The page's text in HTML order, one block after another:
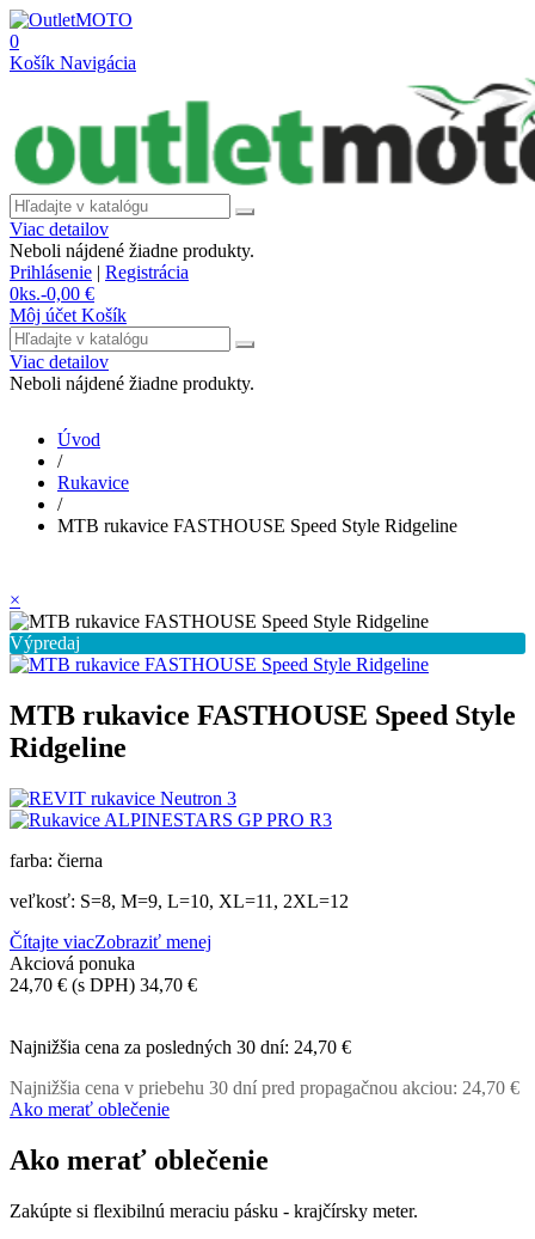
0
Košík Navigácia
Viac detailov
Neboli nájdené žiadne produkty.
Prihlásenie | Registrácia
0ks.-0,00 €
Môj účet Košík
Viac detailov
Neboli nájdené žiadne produkty.
Úvod
/
Rukavice
/
MTB rukavice FASTHOUSE Speed ​​​​Style Ridgeline
×
Výpredaj
MTB rukavice FASTHOUSE Speed ​​​​Style
Ridgeline
farba: čierna
veľkosť: S=8, M=9, L=10, XL=11, 2XL=12
Čítajte viacZobraziť menej
Akciová ponuka
24,70 € (s DPH) 34,70 €
Najnižšia cena za posledných 30 dní: 24,70 €
Najnižšia cena v priebehu 30 dní pred propagačnou akciou: 24,70 €
Ako merať oblečenie
Ako merať oblečenie
Zakúpte si flexibilnú meraciu pásku - krajčírsky meter.